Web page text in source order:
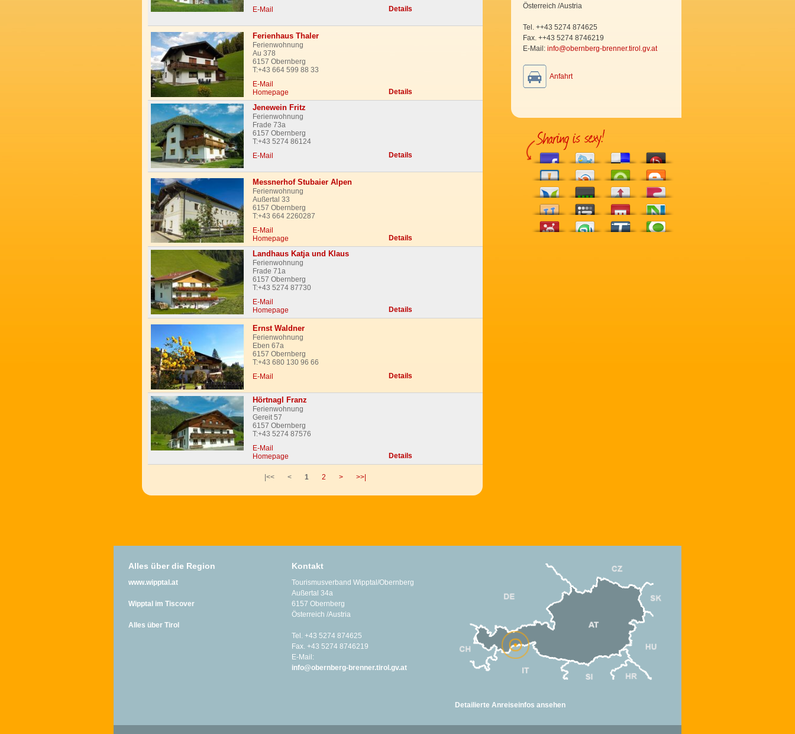
E-Mail
Details
Ferienhaus Thaler
Ferienwohnung
Au 378
6157 Obernberg
T:+43 664 599 88 33
E-Mail
Homepage
Details
Jenewein Fritz
Ferienwohnung
Frade 73a
6157 Obernberg
T:+43 5274 86124
E-Mail
Details
Messnerhof Stubaier Alpen
Ferienwohnung
Außertal 33
6157 Obernberg
T:+43 664 2260287
E-Mail
Homepage
Details
Landhaus Katja und Klaus
Ferienwohnung
Frade 71a
6157 Obernberg
T:+43 5274 87730
E-Mail
Homepage
Details
Ernst Waldner
Ferienwohnung
Eben 67a
6157 Obernberg
T:+43 680 130 96 66
E-Mail
Details
Hörtnagl Franz
Ferienwohnung
Gereit 57
6157 Obernberg
T:+43 5274 87576
E-Mail
Homepage
Details
|<< < 1 2 > >>|
Österreich /Austria
Tel. ++43 5274 874625
Fax. ++43 5274 8746219
E-Mail: info@obernberg-brenner.tirol.gv.at
Anfahrt
Alles über die Region
www.wipptal.at
Wipptal im Tiscover
Alles über Tirol
Kontakt
Tourismusverband Wipptal/Obernberg
Außertal 34a
6157 Obernberg
Österreich /Austria
Tel. +43 5274 874625
Fax. +43 5274 8746219
E-Mail:
info@obernberg-brenner.tirol.gv.at
Detailierte Anreiseinfos ansehen